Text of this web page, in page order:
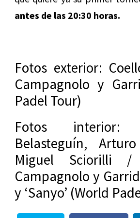
antes de las 20:30 horas.
Fotos exterior:
Campagnolo y
Padel Tour)
Fotos interior:
Belasteguín,
Miguel Sciorilli /
Campagnolo y
y ‘Sanyo’ (World